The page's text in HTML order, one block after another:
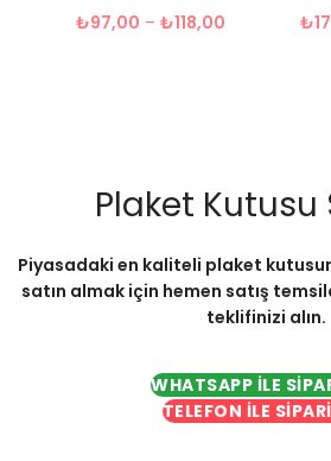
₺97,00 – ₺118,00
₺
Plaket Kutusu
Piyasadaki en kaliteli plaket
satın almak için hemen satış
teklifinizi alın.
WHATSAPP İLE
TELEFON İLE